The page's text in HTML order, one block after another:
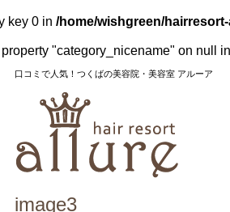
key 0 in /home/wishgreen/
property "category_nicename" on null in
口コミで人気！つくばの美容院・美容室 アルーア
image3